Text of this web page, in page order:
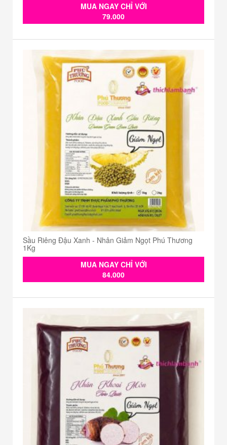
MUA NGAY CHỈ VỚI
79.000
Sầu Riêng Đậu Xanh - Nhân Giảm Ngọt Phú Thương
1Kg
MUA NGAY CHỈ VỚI
84.000